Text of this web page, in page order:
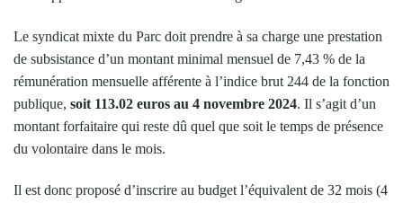
Le syndicat mixte du Parc doit prendre à sa charge une prestation
de subsistance d’un montant minimal mensuel de 7,43 % de la
rémunération mensuelle afférente à l’indice brut 244 de la fonction
publique, soit 113.02 euros au 4 novembre 2024. Il s’agit d’un
montant forfaitaire qui reste dû quel que soit le temps de présence
du volontaire dans le mois.
Il est donc proposé d’inscrire au budget l’équivalent de 32 mois (4